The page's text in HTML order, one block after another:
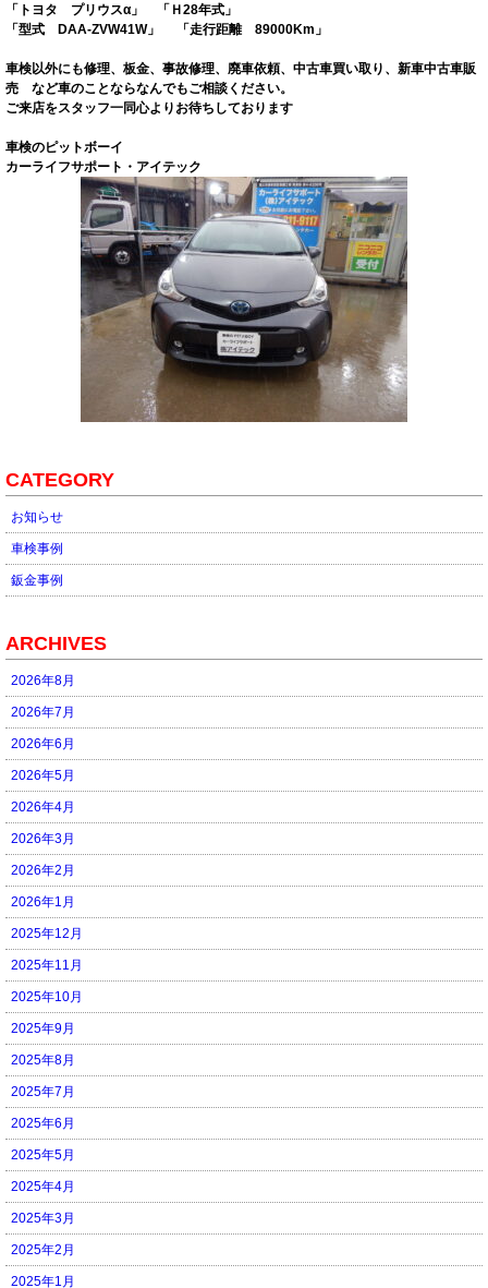
「トヨタ プリウスα」 「Ｈ28年式」
「型式 DAA-ZVW41W」 「走行距離 89000Km」
車検以外にも修理、板金、事故修理、廃車依頼、中古車買い取り、新車中古車販
売 など車のことならなんでもご相談ください。
ご来店をスタッフ一同心よりお待ちしております
車検のピットボーイ
カーライフサポート・アイテック
CATEGORY
お知らせ
車検事例
鈑金事例
ARCHIVES
2026年8月
2026年7月
2026年6月
2026年5月
2026年4月
2026年3月
2026年2月
2026年1月
2025年12月
2025年11月
2025年10月
2025年9月
2025年8月
2025年7月
2025年6月
2025年5月
2025年4月
2025年3月
2025年2月
2025年1月